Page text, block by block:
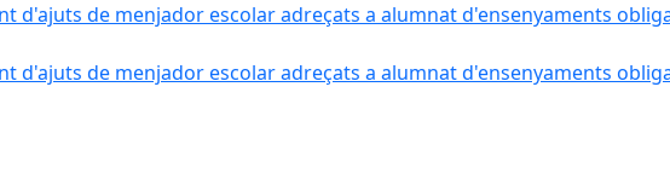
d'ajuts de menjador escolar adreçats a alumnat d'ensenyaments
d'ajuts de menjador escolar adreçats a alumnat d'ensenyaments